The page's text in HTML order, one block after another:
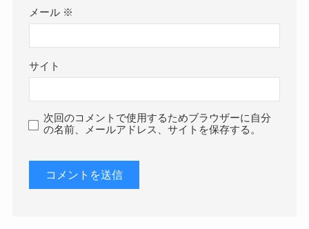
メール ※
サイト
次回のコメントで使用するためブラウザーに自分
の名前、メールアドレス、サイトを保存する。